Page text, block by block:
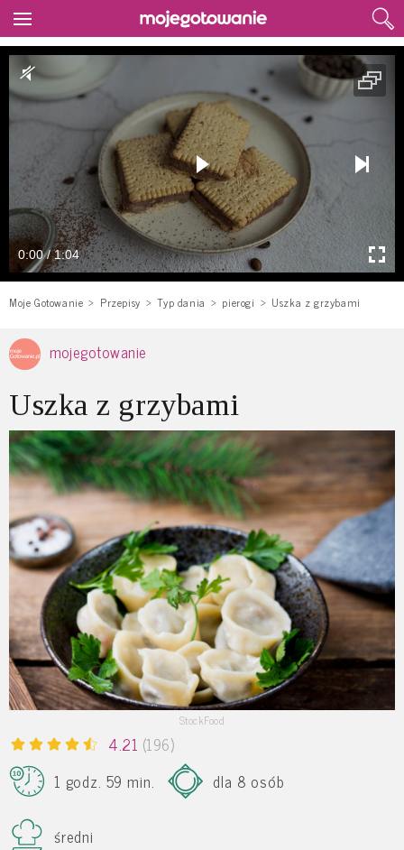
0:00 / 1:04
Moje Gotowanie Przepisy Typ dania pierogi Uszka z grzybami
mojegotowanie
Uszka z grzybami
StockFood
4.21 (196)
1 godz. 59 min.
dla 8 osób
średni